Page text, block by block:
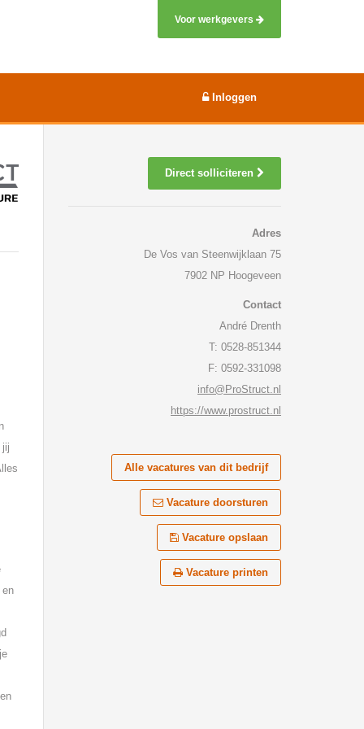
Voor werkgevers
Inloggen
jij
en
Direct solliciteren
Adres
De Vos van Steenwijklaan 75
7902 NP Hoogeveen
Contact
André Drenth
T: 0528-851344
F: 0592-331098
info@ProStruct.nl
https://www.prostruct.nl
Alle vacatures van dit bedrijf
Vacature doorsturen
Vacature opslaan
Vacature printen